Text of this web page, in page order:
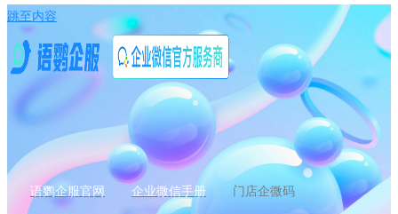
跳至内容
语鹦企服官网 企业微信手册 门店企微码